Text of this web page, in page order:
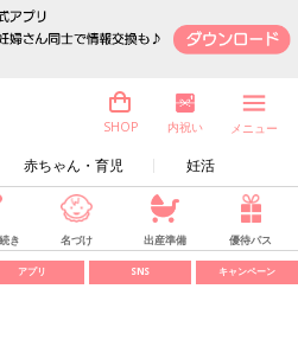
赤ちゃん・育児 妊活
SHOP 内祝い メニュー
き 名づけ 出産準備 優待パス
アプリ SNS キャンペーン